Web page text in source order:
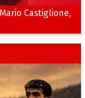
Castiglione,